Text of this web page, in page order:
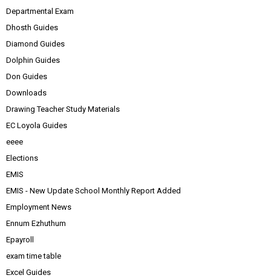
Departmental Exam
Dhosth Guides
Diamond Guides
Dolphin Guides
Don Guides
Downloads
Drawing Teacher Study Materials
EC Loyola Guides
eeee
Elections
EMIS
EMIS - New Update School Monthly Report Added
Employment News
Ennum Ezhuthum
Epayroll
exam time table
Excel Guides